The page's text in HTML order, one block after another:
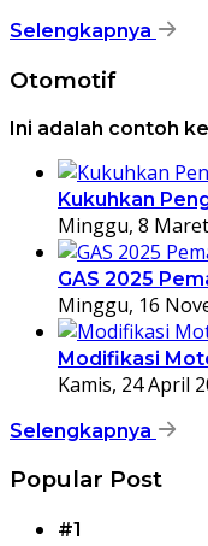
Selengkapnya
Otomotif
Ini adalah contoh
Kukuhkan
Minggu, 8
GAS 2025
Minggu, 16
Modifikasi
Kamis, 24 April
Selengkapnya
Popular Post
#1